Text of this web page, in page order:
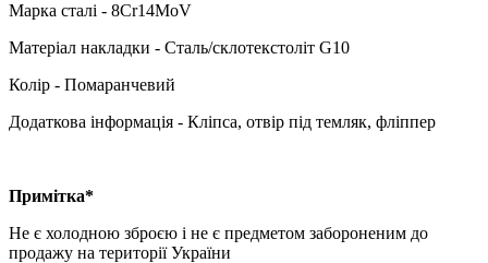
Марка сталі - 8Cr14MoV
Матеріал накладки - Сталь/склотекстоліт G10
Колір - Помаранчевий
Додаткова інформація - Кліпса, отвір під темляк, фліппер
Примітка*
Не є холодною зброєю і не є предметом забороненим до
продажу на території України